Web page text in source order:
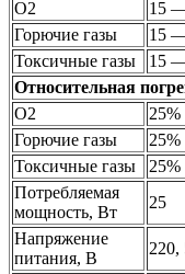
O2
15
Горючие газы
15
Токсичные газы
15
Относительная
O2
25%
Горючие газы
25%
Токсичные газы
25%
Потребляемая
мощность, Вт
25
Напряжение
питания, В
220,